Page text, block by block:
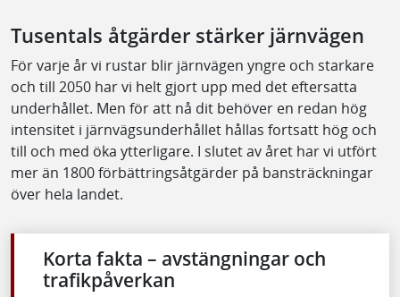
Tusentals åtgärder stärker järnvägen
För varje år vi rustar blir järnvägen yngre och starkare
och till 2050 har vi helt gjort upp med det eftersatta
underhållet. Men för att nå dit behöver en redan hög
intensitet i järnvägsunderhållet hållas fortsatt hög och
till och med öka ytterligare. I slutet av året har vi utfört
mer än 1800 förbättringsåtgärder på bansträckningar
över hela landet.
Korta fakta – avstängningar och
trafikpåverkan